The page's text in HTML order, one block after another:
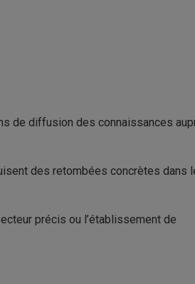
de diffusion des connaissances
des retombées concrètes dans
précis ou l’établissement de